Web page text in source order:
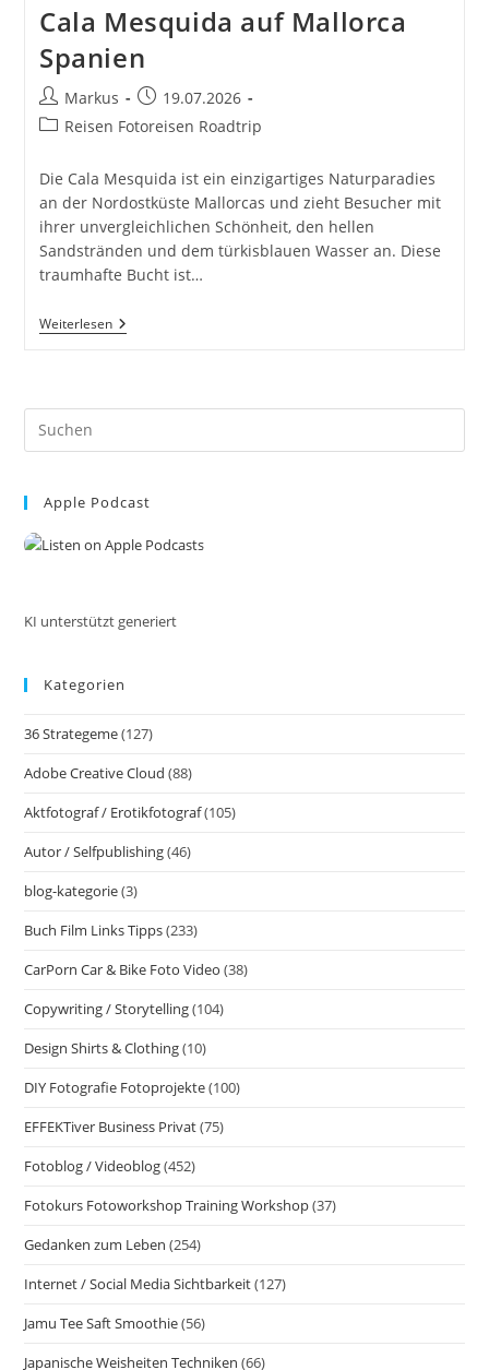
Cala Mesquida auf Mallorca
Spanien
Beitrags-
Autor:
Markus
Beitrag
veröffentlicht:
19.07.2026
Beitrags-
Reisen Fotoreisen Roadtrip
Die Cala Mesquida ist ein einzigartiges Naturparadies
an der Nordostküste Mallorcas und zieht Besucher mit
ihrer unvergleichlichen Schönheit, den hellen
Sandstränden und dem türkisblauen Wasser an. Diese
traumhafte Bucht ist…
WeiterlesenCala
Mesquida
Apple Podcast
KI unterstützt generiert
Kategorien
36 Strategeme(127)
Adobe Creative Cloud (88)
Aktfotograf / Erotikfotograf(105)
Autor / Selfpublishing(46)
blog-kategorie(3)
Buch Film Links Tipps(233)
CarPorn Car & Bike Foto Video (38)
Copywriting / Storytelling(104)
Design Shirts & Clothing(10)
DIY Fotografie Fotoprojekte(100)
EFFEKTiver Business Privat(75)
Fotoblog / Videoblog(452)
Fotokurs Fotoworkshop Training Workshop(37)
Gedanken zum Leben (254)
Internet / Social Media Sichtbarkeit(127)
Jamu Tee Saft Smoothie(56)
Japanische Weisheiten Techniken (66)